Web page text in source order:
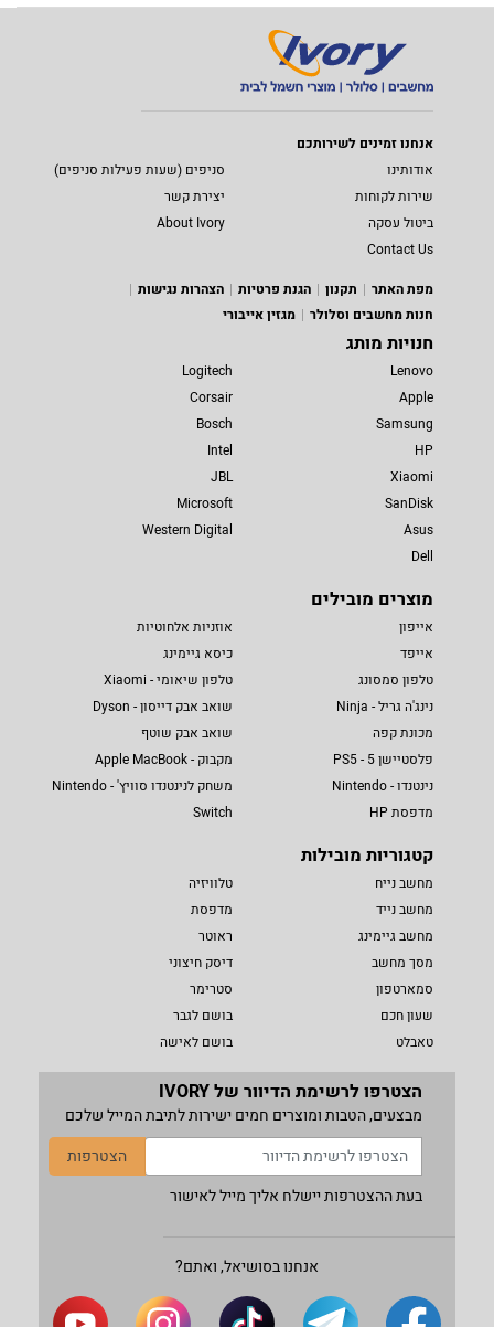
אנחנו זמינים לשירותכם
אודותינו
סניפים (שעות פעילות סניפים)
שירות לקוחות
יצירת קשר
ביטול עסקה
About Ivory
Contact Us
מפת האתר
תקנון הגנת פרטיות
הצהרות נגישות
חנות מחשבים וסלולר
מגזין אייבורי
חנויות מותג
Lenovo
Apple
Samsung
HP
Xiaomi
SanDisk
Asus
Dell
Logitech
Corsair
Bosch
Intel
JBL
Microsoft
Western Digital
מוצרים מובילים
אייפון
אייפד
טלפון סמסונג
נינג'ה גריל - Ninja
מכונת קפה
פלסטיישן 5 - PS5
נינטנדו - Nintendo
מדפסת HP
אוזניות אלחוטיות
כיסא גיימינג
טלפון שיאומי - Xiaomi
שואב אבק דייסון - Dyson
שואב אבק שוטף
מקבוק - Apple MacBook
משחק לנינטנדו סוויץ' - Nintendo
Switch
קטגוריות מובילות
מחשב נייח
מחשב נייד
מחשב גיימינג
מסך מחשב
סמארטפון
שעון חכם
טאבלט
טלוויזיה
מדפסת
ראוטר
דיסק חיצוני
סטרימר
בושם לגבר
בושם לאישה
הצטרפו לרשימת הדיוור של IVORY
מבצעים, הטבות ומוצרים חמים ישירות לתיבת המייל שלכם
הצטרפות
בעת ההצטרפות יישלח אליך מייל לאישור
אנחנו בסושיאל, ואתם?